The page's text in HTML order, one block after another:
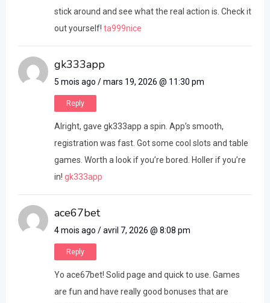
stick around and see what the real action is. Check it
out yourself! ta999nice
gk333app
5 mois ago / mars 19, 2026 @ 11:30 pm
Reply
Alright, gave gk333app a spin. App’s smooth,
registration was fast. Got some cool slots and table
games. Worth a look if you’re bored. Holler if you’re
in! gk333app
ace67bet
4 mois ago / avril 7, 2026 @ 8:08 pm
Reply
Yo ace67bet! Solid page and quick to use. Games
are fun and have really good bonuses that are